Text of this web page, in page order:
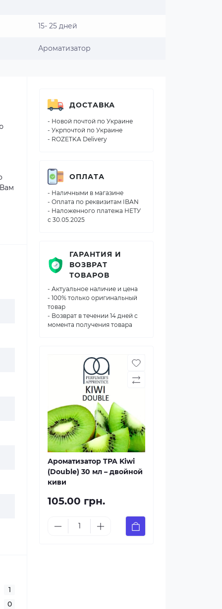
15- 25 дней
Ароматизатор
1
0
ДОСТАВКА
- Новой почтой по Украине
- Укрпочтой по Украине
- ROZETKA Delivery
ОПЛАТА
- Наличными в магазине
- Оплата по реквизитам IBAN
- Наложенного платежа НЕТУ
с 30.05.2025
ГАРАНТИЯ И
ВОЗВРАТ
ТОВАРОВ
- Актуальное наличие и цена
- 100% только оригинальный
товар
- Возврат в течении 14 дней с
момента получения товара
Ароматизатор TPA Kiwi
(Double) 30 мл – двойной
киви
105.00 грн.